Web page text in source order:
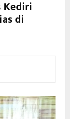
Kediri
di